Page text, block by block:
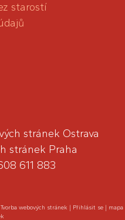
starostí
stránek Ostrava
stránek Praha
611 883
webových stránek | Přihlásit se | mapa